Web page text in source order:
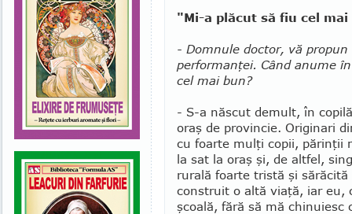
"Mi-a plăcut să fiu cel
- Domnule doctor, vă
per­formanţei. Când anume
cel mai bun?
- S-a născut demult, în
oraş de provincie. Originari
cu foarte mulţi copii, părinţii
la sat la oraş şi, de altfel,
rurală foarte tristă şi
construit o altă viaţă, iar eu,
şcoală, fără să mă